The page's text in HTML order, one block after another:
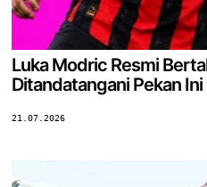
Luka Modric Resmi
Ditandatangani Pekan Ini
21.07.2026